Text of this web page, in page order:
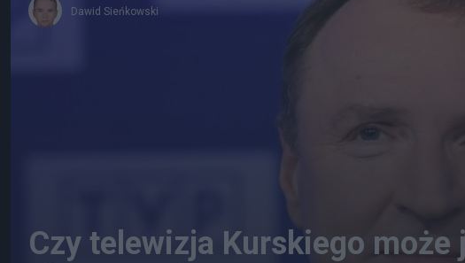
Dawid Sieńkowski
Czy telewizja Kurskiego